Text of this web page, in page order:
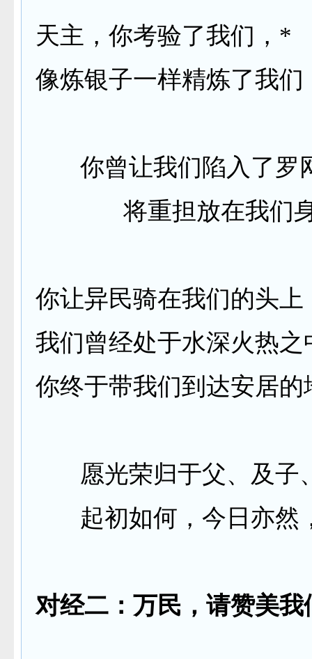
天主，你考验了我们， *
像炼银子一样精炼了我们
你曾让我们陷入了罗
将重担放在我们
你让异民骑在我们的头上
我们曾经处于水深火热之
你终于带我们到达安居的
愿光荣归于父、及子
起初如何，今日亦然
对经二：万民，请赞美